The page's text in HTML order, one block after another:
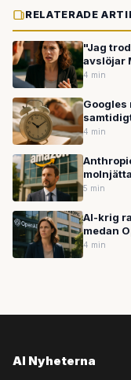
RELATERADE
"Jag
avslöjar
4 min
Googles
dator
4 min
5 min
AI-krig
medan
4 min
AI Nyheterna